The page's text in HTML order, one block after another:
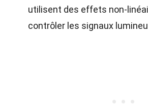
utilisent des effets non-
contrôler les signaux